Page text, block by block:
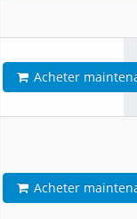
Acheter
Acheter